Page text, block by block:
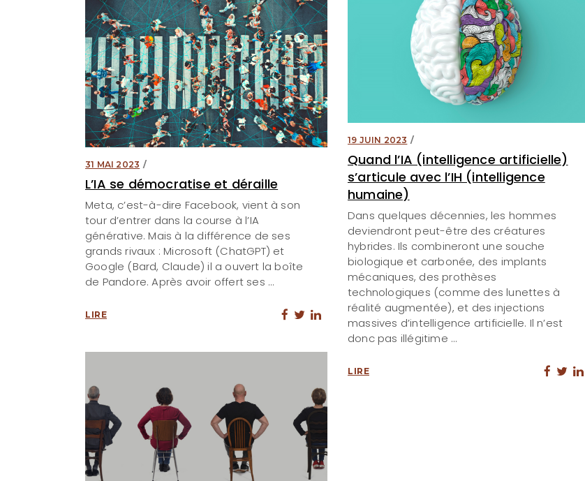
19 JUIN 2023
Quand l’IA (intelligence artificielle)
s’articule avec l’IH (intelligence
humaine)
Dans quelques décennies, les hommes
deviendront peut-être des créatures
hybrides. Ils combineront une souche
biologique et carbonée, des implants
mécaniques, des prothèses
technologiques (comme des lunettes à
réalité augmentée), et des injections
massives d’intelligence artificielle. Il n’est
donc pas illégitime
LIRE
31 MAI 2023
L’IA se démocratise et déraille
Meta, c’est-à-dire Facebook, vient à son
tour d’entrer dans la course à l’IA
générative. Mais à la différence de ses
grands rivaux : Microsoft (ChatGPT) et
Google (Bard, Claude) il a ouvert la boîte
de Pandore. Après avoir offert ses
LIRE